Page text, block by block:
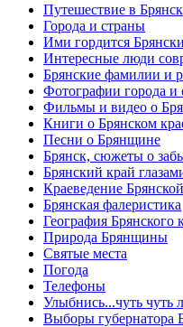
Путешествие в Брянск
Города и страны
Ими гордится
Интересные люди
Брянские фамилии и
Фотографии города и
Фильмы и видео о
Книги о Брянском
Песни о Брянщине
Брянск, сюжеты о
Брянский край
Краеведение
Брянская фалеристика
География Брянского
Природа Брянщины
Святые места
Погода
Телефоны
Улыбнись...чуть чуть
Выборы губернатора